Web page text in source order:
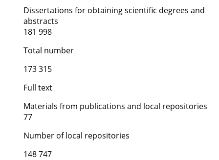
Dissertations for obtaining scientific degrees and
abstracts
181 998
Total number
173 315
Full text
Materials from publications and local repositories
77
Number of local repositories
148 747